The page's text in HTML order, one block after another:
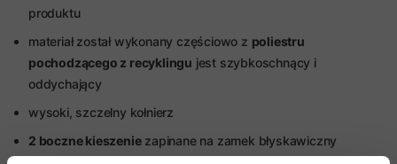
produktu
materiał został wykonany częściowo z poliestru
pochodzącego z recyklingu jest szybkoschnący i
oddychający
wysoki, szczelny kołnierz
2 boczne kieszeniezapinane na zamek błyskawiczny